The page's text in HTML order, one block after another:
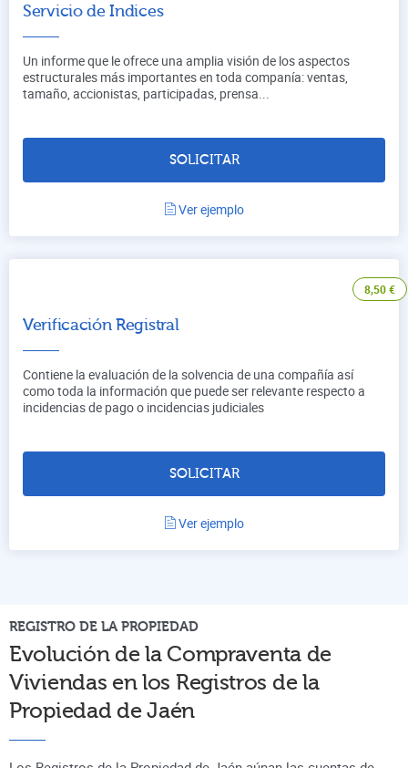
Servicio de Indices
Un informe que le ofrece una amplia visión de los aspectos
estructurales más importantes en toda companía: ventas,
tamaño, accionistas, participadas, prensa...
SOLICITAR
Ver ejemplo
8,50€
Verificación Registral
Contiene la evaluación de la solvencia de una compañía así
como toda la información que puede ser relevante respecto a
incidencias de pago o incidencias judiciales
SOLICITAR
Ver ejemplo
REGISTRO DE LA PROPIEDAD
Evolución de la Compraventa de
Viviendas en los Registros de la
Propiedad deJaén